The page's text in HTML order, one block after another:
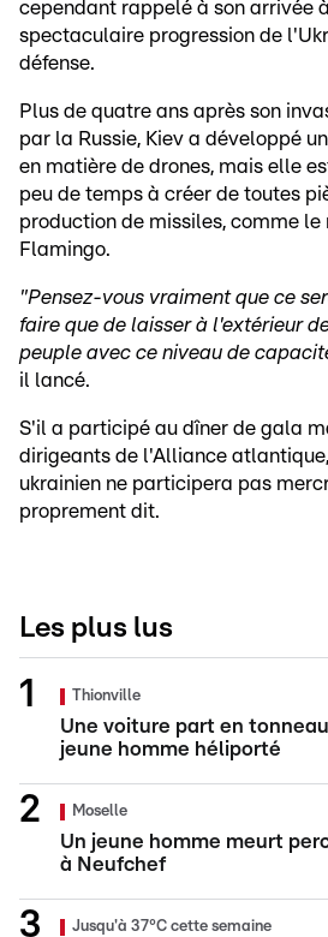
cependant rappelé à son arrivée
spectaculaire progression de
défense.
Plus de quatre ans après son
par la Russie, Kiev a développé
en matière de drones, mais elle
peu de temps à créer de toutes
production de missiles, comme le
Flamingo.
"Pensez-vous vraiment que ce
faire que de laisser à l'extérieur
peuple avec ce niveau de
il lancé.
S'il a participé au dîner de gala
dirigeants de l'Alliance
ukrainien ne participera pas
proprement dit.
Les plus lus
Thionville
Une voiture part en
jeune homme héliporté
Moselle
Un jeune homme meurt
à Neufchef
Jusqu'à 37°C cette semaine